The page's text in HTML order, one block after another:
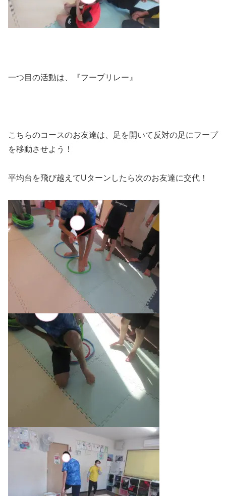
一つ目の活動は、『フープリレー』
こちらのコースのお友達は、足を開いて反対の足にフープ
を移動させよう！
平均台を飛び越えてUターンしたら次のお友達に交代！